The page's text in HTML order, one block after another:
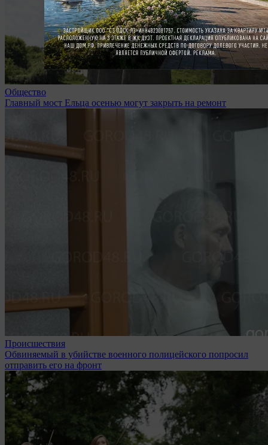
Общество
Главный мост Ельца осенью могут закрыть на ремонт
Происшествия
Обвиняемый в убийстве военного полицейского попросил
отправить его на фронт